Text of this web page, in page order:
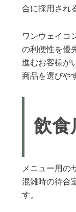
合に採用され
ワンウェイコ
の利便性を優
進むお客様が
商品を選びや
飲食
メニュー用の
混雑時の待合
す。